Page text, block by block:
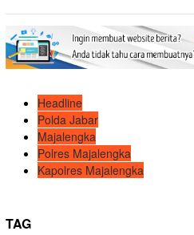
Headline
Polda Jabar
Majalengka
Polres Majalengka
Kapolres Majalengka
TAG